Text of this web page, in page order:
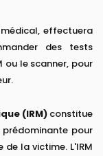
médical, effectuera
des tests
ou le scanner, pour
(IRM)constitue
pour
la victime. L'IRM